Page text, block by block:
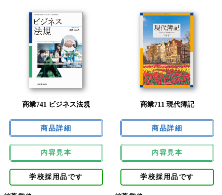
商業741 ビジネス法規
内容見本
学校採用品です
商業711 現代簿記
内容見本
学校採用品です